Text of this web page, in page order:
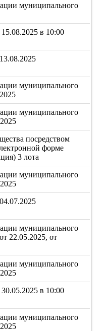
муниципального
в 10:00
муниципального
муниципального
посредством
форме
3 лота
муниципального
муниципального
22.05.2025, от
муниципального
в 10:00
муниципального